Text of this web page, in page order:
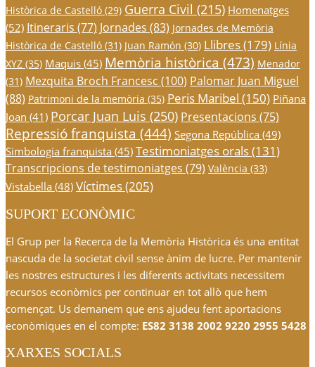
Històrica de Castelló (29) Guerra Civil (215) Homenatges
(52) Itineraris (77) Jornades (83) Jornades de Memòria
Històrica de Castelló (31) Juan Ramón (30) Llibres(179) Línia
XYZ (35) Maquis (45) Memòria històrica (473) Menador
(31) Mezquita Broch Francesc (100) Palomar Juan Miguel
(88) Patrimoni de la memòria (35) Peris Maribel (150) Piñana
Joan (41) Porcar Juan Luis (250) Presentacions (75)
Repressió franquista (444) Segona República (49)
Simbologia franquista (45) Testimoniatges orals(131)
Transcripcions de testimoniatges (79) València (33)
Vistabella (48) Víctimes(205)
SUPORT ECONÒMIC
El Grup per la Recerca de la Memòria Històrica és una entitat
nascuda de la societat civil sense ànim de lucre. Per mantenir
les nostres estructures i les diferents activitats necessitem
recursos econòmics per continuar en tot allò que hem
començat. Us demanem que ens ajudeu fent aportacions
econòmiques en el compte: ES82 3138 2002 9220 2955 5428
XARXES SOCIALS